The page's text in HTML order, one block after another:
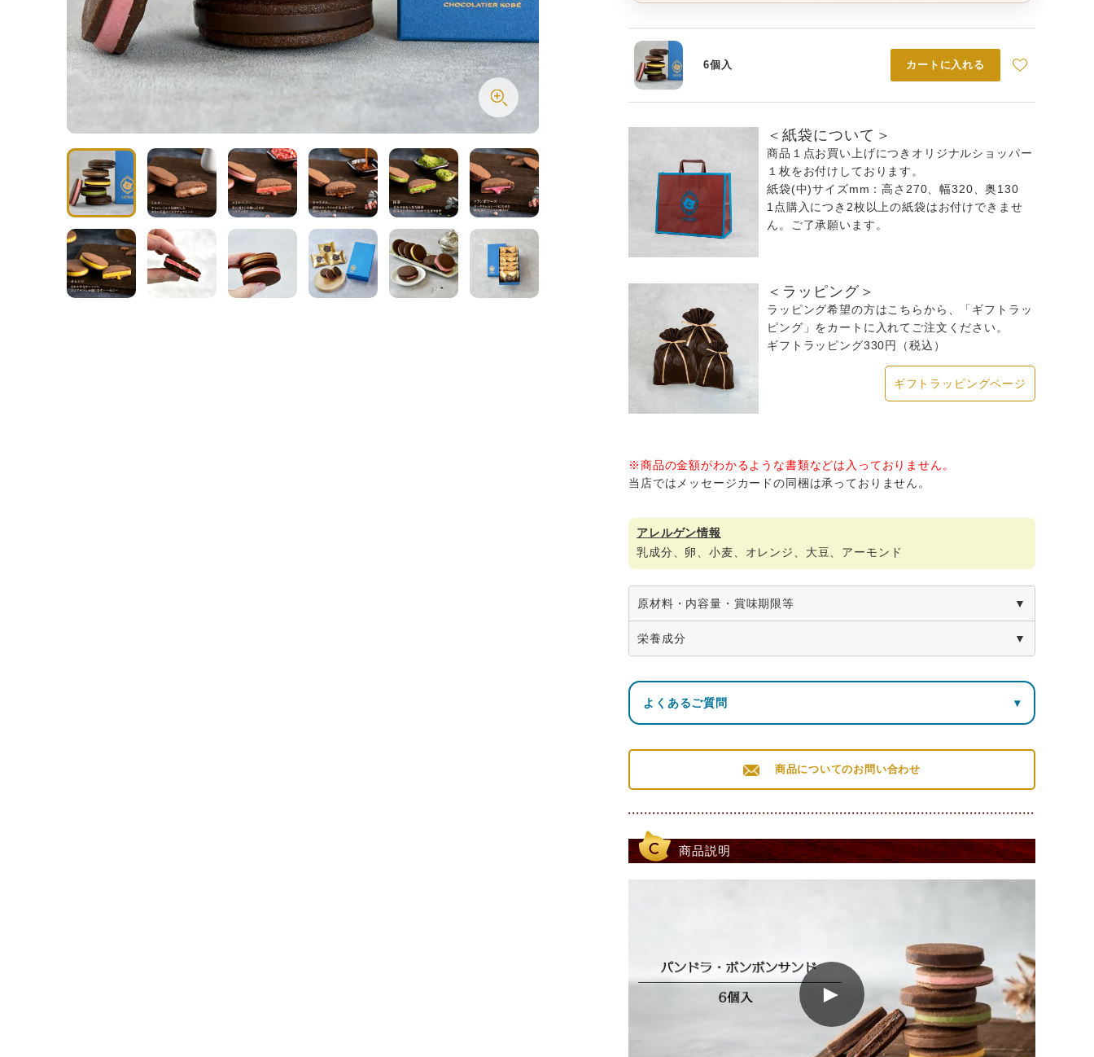
6個入 カートに入れる
＜紙袋について＞
商品１点お買い上げにつきオリジナルショッパー
１枚をお付けしております。
紙袋(中)サイズmm：高さ270、幅320、奥130
1点購入につき2枚以上の紙袋はお付けできませ
ん。ご了承願います。
＜ラッピング＞
ラッピング希望の方はこちらから、「ギフトラッ
ピング」をカートに入れてご注文ください。
ギフトラッピング330円（税込）
ギフトラッピングページ
※商品の金額がわかるような書類などは入っておりません。
当店ではメッセージカードの同梱は承っておりません。
アレルゲン情報
乳成分、卵、小麦、オレンジ、大豆、アーモンド
原材料・内容量・賞味期限等
商
品
パンドラ・ボンボンサンド ６個入
名
称
チョコレート菓子
内
量
6個（ミルク、フランボワーズ、ストロベリー、キャラメル、オ
イ
ズ
箱（約）：縦210×横115×高さ55mm
砂糖（国内製造）、小麦粉、植物油脂、ココアバター、全粉
乳、ココアパウダー、カカオマス、加糖卵黄(卵を含む）、アー
モンドパウダー、食物繊維（イヌリン）、乳糖、脱脂粉乳、ク
リーム(乳成分を含む）、マルトデキストリン、苺パウダー、ソ
ルビトール、抹茶、食塩、ヨーグルト風味パウダー、糖類（ブ
ドウ糖、果糖、蔗糖）、ラズベリーパウダー、バターオイル、
栄養成分
熱量
よくあるご質問 ▾
商品についてのお問い合わせ
商品説明
►